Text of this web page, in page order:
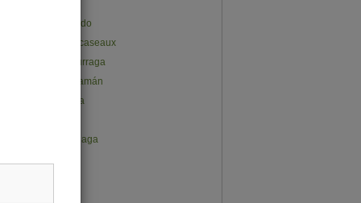
Karen Meier Mellado
Juan Pablo Subercaseaux
José Gabriel Undurraga
Ana Lucía Cusihuamán
Claudio Salvatierra
Constanza Olalquiaga